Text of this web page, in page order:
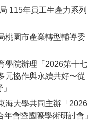
115年員工生產力系列
桃園市產業轉型輔導委
學院辦理「2026第十七
協作與永續共好〜從
海大學共同主辦「2026
會暨國際學術研討會」